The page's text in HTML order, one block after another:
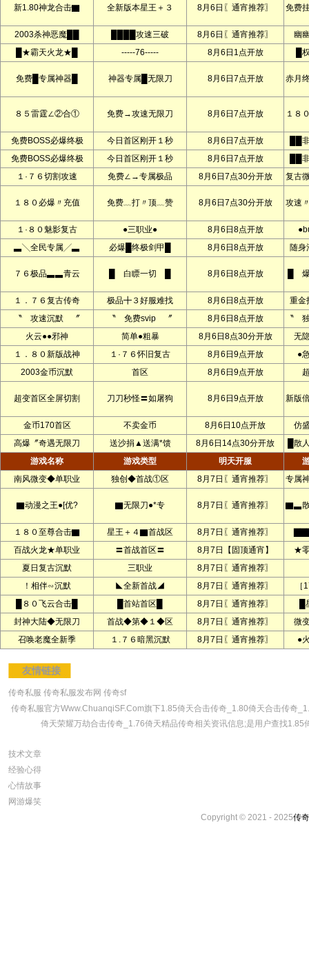
新1.80神龙合击▇ 全新版本星王＋３ 8月6日〖通宵推荐〗 免费
2003杀神恶魔██ ████攻速三破 8月6日〖通宵推荐〗
幽
█★霸天火龙★█
-----76----- 8月6日1点开放 █
免费█专属神器█ 神器专属█无限刀 8月6日7点开放 赤月
８５雷霆∠②合① 免费→攻速无限刀 8月6日7点开放 １８
免费BOSS必爆终极 今日首区刚开１秒 8月6日7点开放
██
免费BOSS必爆终极
今日首区刚开１秒 8月6日7点开放
██
１·７６切割攻速
免费∠→专属极品 8月6日7点30分开放 复古
１８０必爆〃充值 免费﹏打〃顶﹏赞 8月6日7点30分开放 攻速
１·８０魅影复古 ●三职业● 8月6日8点开放
▃╲全民专属╱▃
必爆█终极剑甲█ 8月6日8点开放 随身
７６极品▃▃青云 █ 白瞟一切 █ 8月6日8点开放 █
１．７６复古传奇 极品╋３好服难找 8月6日8点开放
重金
〝 攻速沉默 〞
〝 免费svip 〞 8月6日8点开放
〝
火云●●邪神
简单●粗暴 8月6日8点30分开放
无
１．８０新版战神
１·７６怀旧复古 8月6日9点开放
●
2003金币沉默
首区 8月6日9点开放
超变首区全屏切割 刀刀秒怪〓如屠狗 8月6日9点开放 新版
金币170首区 不卖金币 8月6日10点开放
仿
高爆〞奇遇无限刀
送沙捐▲送满*馈 8月6日14点30分开放
█散
游戏名称
游戏类型 明天开服
南风微变◆单职业
独创◆首战①区 8月7日〖通宵推荐〗 专属
▇动漫之王●[优? ▇无限刀●*专 8月7日〖通宵推荐〗 ▇▃
１８０至尊合击▇ 星王＋４▇首战区 8月7日〖通宵推荐〗
百战火龙★单职业
〓首战首区〓 8月7日【固顶通宵】
★
夏日复古沉默
三职业
8月7日〖通宵推荐〗
！相伴∽沉默
◣全新首战◢ 8月7日〖通宵推荐〗
［
█８０飞云合击█
█首站首区█ 8月7日〖通宵推荐〗
封神大陆◆无限刀
首战◆第◆１◆区 8月7日〖通宵推荐〗
微
召唤老魔全新季
１.７６暗黑沉默 8月7日〖通宵推荐〗 ●
友情链接
传奇私服 传奇私服发布网 传奇sf
传奇私服官方Www.ChuanqiSF.Com旗下1.85倚天合击传奇_1.80倚天合击传奇
倚天荣耀万劫合击传奇_1.76倚天精品传奇相关资讯信息;是用户查找
技术文章
经验心得
心情故事
网游爆笑
Copyright © 2021 - 2025传